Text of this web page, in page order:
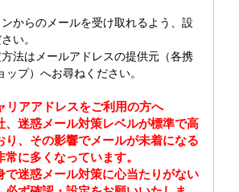
からのメールを受け取れるよう、設
い。
法はメールアドレスの提供元（各携
ップ）へお尋ねください。
アアドレスをご利用の方へ
、迷惑メール対策レベルが標準で高
り、その影響でメールが未着になる
常に多くなっています。
で迷惑メール対策に心当たりがない